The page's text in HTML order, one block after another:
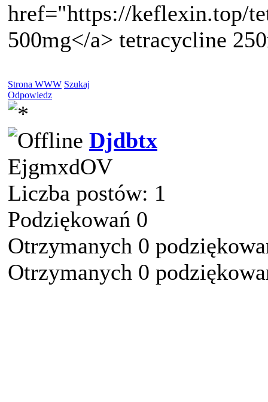
href="https://keflexin.top/
500mg</a> tetracycline
Strona WWW Szukaj
Odpowiedz
Djdbtx
EjgmxdOV
Liczba postów: 1
Podziękowań 0
Otrzymanych 0
Otrzymanych 0